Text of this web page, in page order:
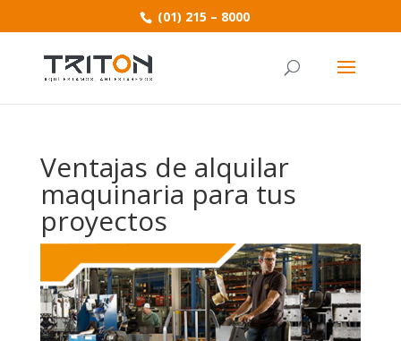
(01) 215 – 8000
Ventajas de alquilar
maquinaria para tus
proyectos